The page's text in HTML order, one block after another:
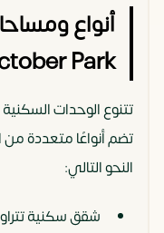
أنواع
Park
تتنوع الوحدات
تضم أنواعًا متعددة
النحو التالي: